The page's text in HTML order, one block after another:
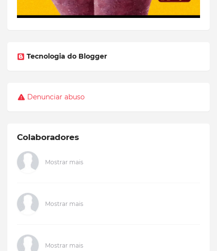
Tecnologia do Blogger
Denunciar abuso
Colaboradores
Mostrar mais
Mostrar mais
Mostrar mais